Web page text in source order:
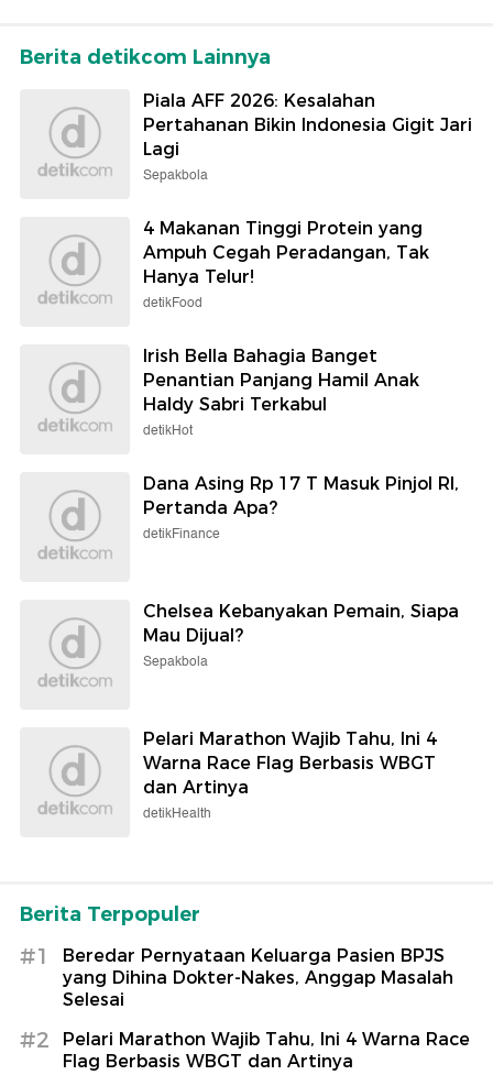
Berita detikcom Lainnya
Piala AFF 2026: Kesalahan
Pertahanan Bikin Indonesia Gigit Jari
Lagi
Sepakbola
4 Makanan Tinggi Protein yang
Ampuh Cegah Peradangan, Tak
Hanya Telur!
detikFood
Irish Bella Bahagia Banget
Penantian Panjang Hamil Anak
Haldy Sabri Terkabul
detikHot
Dana Asing Rp 17 T Masuk Pinjol RI,
Pertanda Apa?
detikFinance
Chelsea Kebanyakan Pemain, Siapa
Mau Dijual?
Sepakbola
Pelari Marathon Wajib Tahu, Ini 4
Warna Race Flag Berbasis WBGT
dan Artinya
detikHealth
Berita Terpopuler
#1
Beredar Pernyataan Keluarga Pasien BPJS
yang Dihina Dokter-Nakes, Anggap Masalah
Selesai
#2
Pelari Marathon Wajib Tahu, Ini 4 Warna Race
Flag Berbasis WBGT dan Artinya